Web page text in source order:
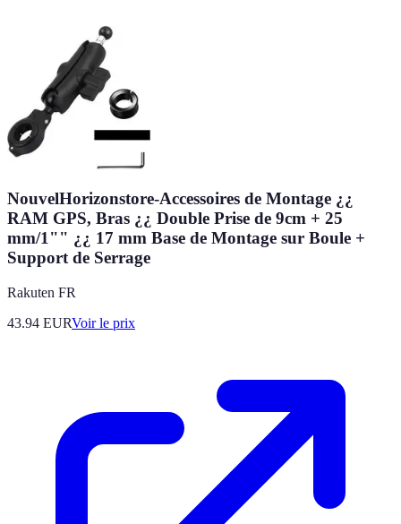
NouvelHorizonstore-Accessoires de Montage ¿¿
RAM GPS, Bras ¿¿ Double Prise de 9cm + 25
mm/1"" ¿¿ 17 mm Base de Montage sur Boule +
Support de Serrage
Rakuten FR
43.94 EURVoir le prix